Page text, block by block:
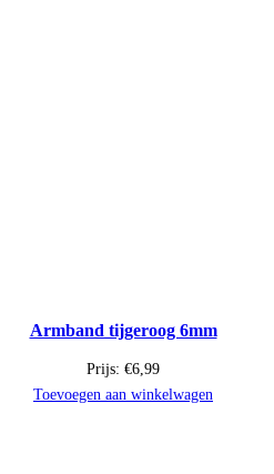
Armband tijgeroog 6mm
Prijs: €6,99
Toevoegen aan winkelwagen